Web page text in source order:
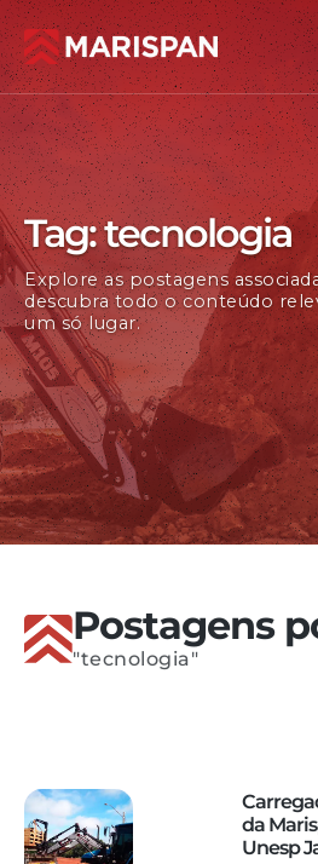
Tag: tecnologia
Explore as postagens
descubra todo o conteúdo
um só lugar.
Postagens
"tecnologia"
da
Unesp